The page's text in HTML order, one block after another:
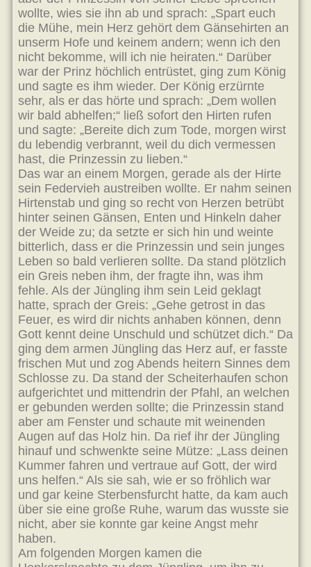
wollte, wies sie ihn ab und sprach: „Spart euch
die Mühe, mein Herz gehört dem Gänsehirten an
unserm Hofe und keinem andern; wenn ich den
nicht bekomme, will ich nie heiraten.“ Darüber
war der Prinz höchlich entrüstet, ging zum König
und sagte es ihm wieder. Der König erzürnte
sehr, als er das hörte und sprach: „Dem wollen
wir bald abhelfen;“ ließ sofort den Hirten rufen
und sagte: „Bereite dich zum Tode, morgen wirst
du lebendig verbrannt, weil du dich vermessen
hast, die Prinzessin zu lieben.“
Das war an einem Morgen, gerade als der Hirte
sein Federvieh austreiben wollte. Er nahm seinen
Hirtenstab und ging so recht von Herzen betrübt
hinter seinen Gänsen, Enten und Hinkeln daher
der Weide zu; da setzte er sich hin und weinte
bitterlich, dass er die Prinzessin und sein junges
Leben so bald verlieren sollte. Da stand plötzlich
ein Greis neben ihm, der fragte ihn, was ihm
fehle. Als der Jüngling ihm sein Leid geklagt
hatte, sprach der Greis: „Gehe getrost in das
Feuer, es wird dir nichts anhaben können, denn
Gott kennt deine Unschuld und schützet dich.“ Da
ging dem armen Jüngling das Herz auf, er fasste
frischen Mut und zog Abends heitern Sinnes dem
Schlosse zu. Da stand der Scheiterhaufen schon
aufgerichtet und mittendrin der Pfahl, an welchen
er gebunden werden sollte; die Prinzessin stand
aber am Fenster und schaute mit weinenden
Augen auf das Holz hin. Da rief ihr der Jüngling
hinauf und schwenkte seine Mütze: „Lass deinen
Kummer fahren und vertraue auf Gott, der wird
uns helfen.“ Als sie sah, wie er so fröhlich war
und gar keine Sterbensfurcht hatte, da kam auch
über sie eine große Ruhe, warum das wusste sie
nicht, aber sie konnte gar keine Angst mehr
haben.
Am folgenden Morgen kamen die